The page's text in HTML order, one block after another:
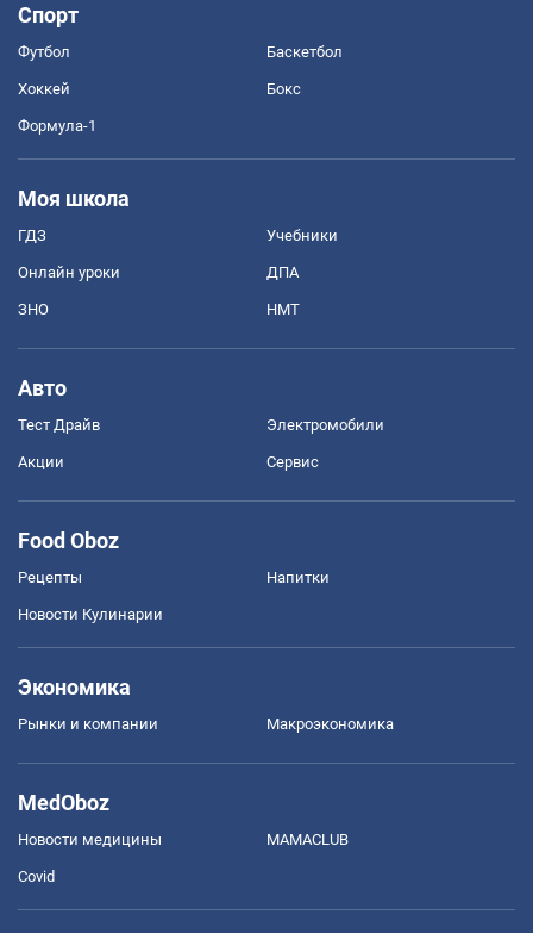
Спорт
Футбол Баскетбол
Хоккей Бокс
Формула-1
Моя школа
ГДЗ Учебники
Онлайн уроки ДПА
ЗНО НМТ
Авто
Тест Драйв Электромобили
Акции Сервис
Food Oboz
Рецепты Напитки
Новости Кулинарии
Экономика
Рынки и компании Mакроэкономика
MedOboz
Новости медицины MAMACLUB
Covid